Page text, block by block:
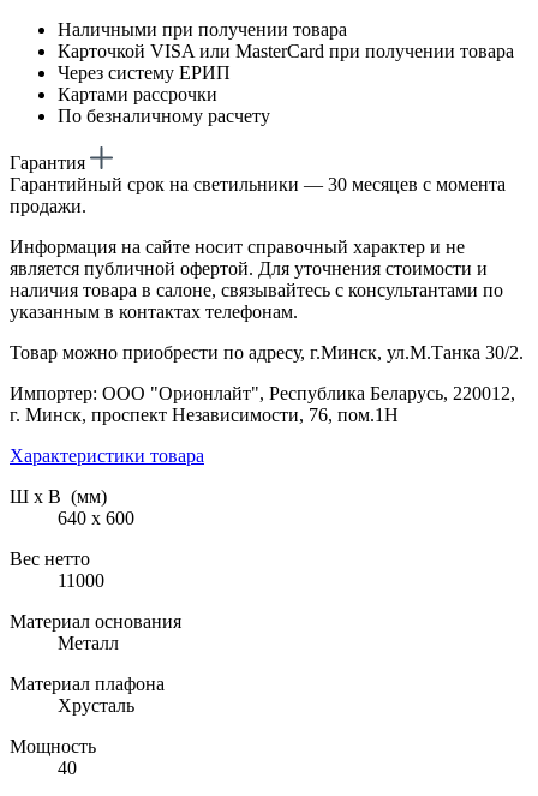
Наличными при получении товара
Карточкой VISA или MasterCard при получении товара
Через систему ЕРИП
Картами рассрочки
По безналичному расчету
Гарантия
Гарантийный срок на светильники — 30 месяцев с момента
продажи.
Информация на сайте носит справочный характер и не
является публичной офертой. Для уточнения стоимости и
наличия товара в салоне, связывайтесь с консультантами по
указанным в контактах телефонам.
Товар можно приобрести по адресу, г.Минск, ул.М.Танка 30/2.
Импортер: ООО "Орионлайт", Республика Беларусь, 220012,
г. Минск, проспект Независимости, 76, пом.1Н
Характеристики товара
Ш х В (мм)
640 х 600
Вес нетто
11000
Материал основания
Металл
Материал плафона
Хрусталь
Мощность
40